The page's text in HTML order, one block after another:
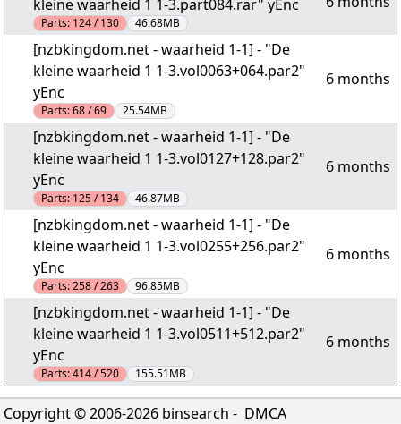
kleine waarheid 1 1-3.part084.rar" yEnc
Parts: 124 / 130 46.68MB
[nzbkingdom.net - waarheid 1-1] - "De
kleine waarheid 1 1-3.vol0063+064.par2"
yEnc
Parts:68 / 69 25.54MB
6 months
[nzbkingdom.net - waarheid 1-1] - "De
kleine waarheid 1 1-3.vol0127+128.par2"
yEnc
Parts: 125 / 134 46.87MB
6 months
[nzbkingdom.net - waarheid 1-1] - "De
kleine waarheid 1 1-3.vol0255+256.par2"
yEnc
Parts:258 / 263 96.85MB
6 months
[nzbkingdom.net - waarheid 1-1] - "De
kleine waarheid 1 1-3.vol0511+512.par2"
yEnc
Parts:414 / 520 155.51MB
6 months
Copyright © 2006-2026 binsearch - DMCA